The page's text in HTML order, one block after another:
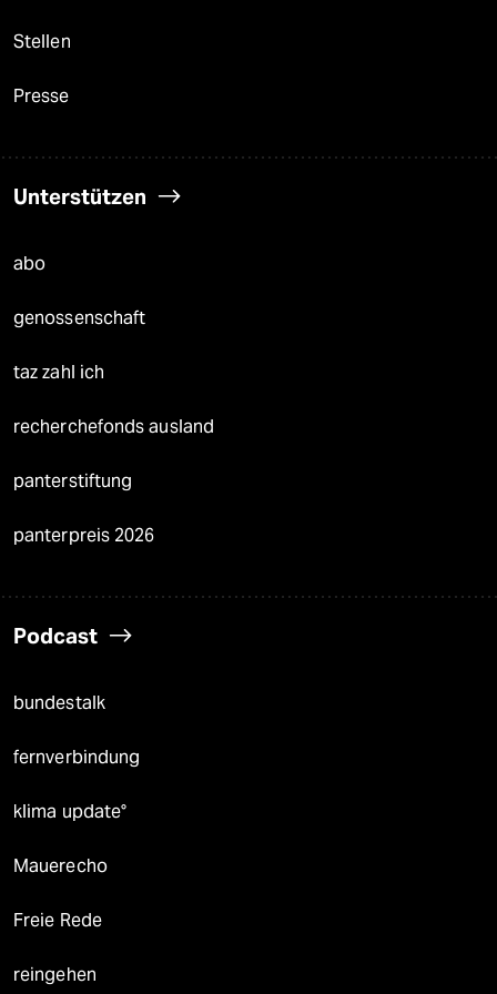
Stellen
Presse
Unterstützen
abo
genossenschaft
taz zahl ich
recherchefonds ausland
panterstiftung
panterpreis 2026
Podcast
bundestalk
fernverbindung
klima update°
Mauerecho
Freie Rede
reingehen